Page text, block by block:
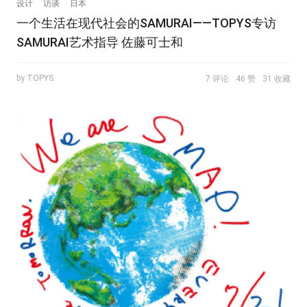
设计 访谈 日本
​一个生活在现代社会的SAMURAI——TOPYS专访
SAMURAI艺术指导 佐藤可士和
by TOPYS. 7 评论 46 赞 31 收藏